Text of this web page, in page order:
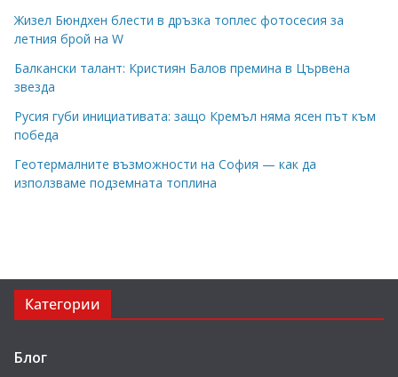
Жизел Бюндхен блести в дръзка топлес фотосесия за
летния брой на W
Балкански талант: Кристиян Балов премина в Цървена
звезда
Русия губи инициативата: защо Кремъл няма ясен път към
победа
Геотермалните възможности на София — как да
използваме подземната топлина
Категории
Блог